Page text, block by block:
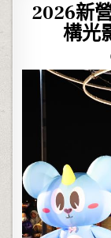
2026新
構光